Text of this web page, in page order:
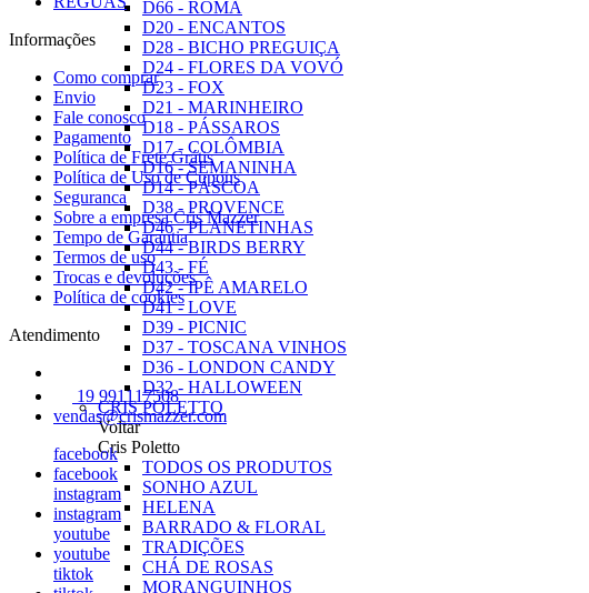
D66 - ROMÃ
D20 - ENCANTOS
D28 - BICHO PREGUIÇA
D24 - FLORES DA VOVÓ
D23 - FOX
D21 - MARINHEIRO
D18 - PÁSSAROS
D17 - COLÔMBIA
D16 - SEMANINHA
D14 - PÁSCOA
D38 - PROVENCE
D46 - PLANETINHAS
D44 - BIRDS BERRY
D43 - FÉ
D42 - IPÊ AMARELO
D41 - LOVE
D39 - PICNIC
D37 - TOSCANA VINHOS
D36 - LONDON CANDY
D32 - HALLOWEEN
CRIS POLETTO
Voltar
Cris Poletto
TODOS OS PRODUTOS
SONHO AZUL
HELENA
BARRADO & FLORAL
TRADIÇÕES
CHÁ DE ROSAS
MORANGUINHOS
Informações
Como comprar
Envio
Fale conosco
Pagamento
Política de Frete Grátis
Política de Uso de Cupons
Seguranca
Sobre a empresa Cris Mazzer
Tempo de Garantia
Termos de uso
Trocas e devoluções
Política de cookies
Atendimento
19 991117508
vendas@crismazzer.com
facebook
facebook
instagram
instagram
youtube
youtube
tiktok